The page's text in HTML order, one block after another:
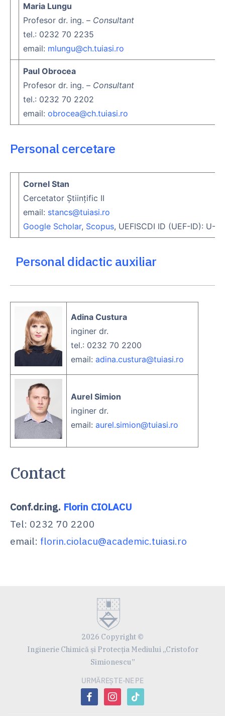
Maria Lungu
Profesor dr. ing. – Consultant
tel.: 0232 70 2235
email: mlungu@ch.tuiasi.ro
Paul Obrocea
Profesor dr. ing. – Consultant
tel.: 0232 70 2202
email: obrocea@ch.tuiasi.ro
Personal cercetare
Cornel Stan
Cercetator Științific II
email: stancs@tuiasi.ro
Google Scholar, Scopus, UEFISCDI ID (UEF-ID): U-
Personal didactic auxiliar
Adina Custura
inginer dr.
tel.: 0232 70 2200
email: adina.custura@tuiasi.ro
Aurel Simion
inginer dr.
email: aurel.simion@tuiasi.ro
Contact
Conf.dr.ing. Florin CIOLACU
Tel: 0232 70 2200
email: florin.ciolacu@academic.tuiasi.ro
2026 Copyright ©
Inginerie Chimică și Protecția Mediului „Cristofor
Simionescu”
URMĂREȘTE-NE PE
facebookinstagram
tiktok